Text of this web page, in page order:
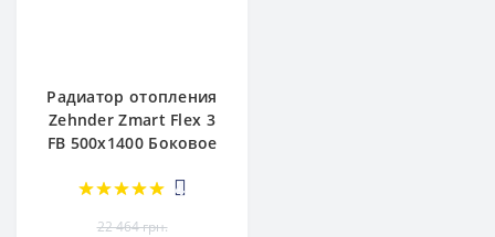
Радиатор отопления
Zehnder Zmart Flex 3
FB 500х1400 Боковое
4
22 464 грн.